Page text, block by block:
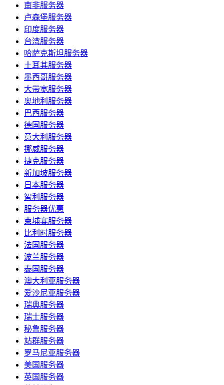
南非服务器
卢森堡服务器
印度服务器
台湾服务器
哈萨克斯坦服务器
土耳其服务器
墨西哥服务器
大带宽服务器
奥地利服务器
巴西服务器
德国服务器
意大利服务器
挪威服务器
捷克服务器
新加坡服务器
日本服务器
智利服务器
服务器优惠
柬埔寨服务器
比利时服务器
法国服务器
波兰服务器
泰国服务器
澳大利亚服务器
爱沙尼亚服务器
瑞典服务器
瑞士服务器
秘鲁服务器
站群服务器
罗马尼亚服务器
美国服务器
英国服务器